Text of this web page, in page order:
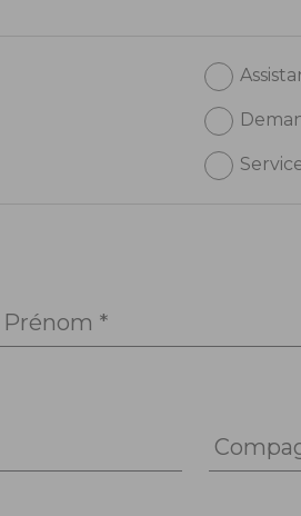
Prénom *